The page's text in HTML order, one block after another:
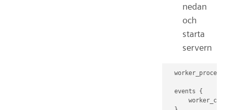
nedan
och
starta
servern
  events {